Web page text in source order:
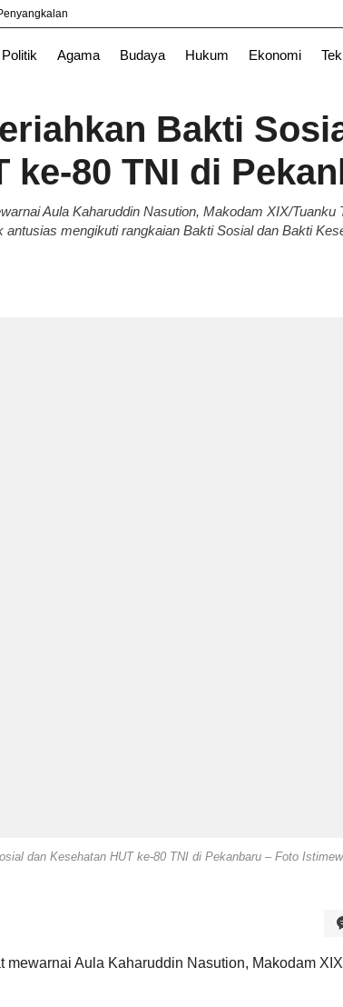
Politik Agama Budaya Hukum Ekonomi
Nasional News Surabaya TNI
Bakti
ke-80 TNI di
Aula Kaharuddin Nasution, Makodam XIX/Tuanku
mengikuti rangkaian Bakti Sosial dan Bakti
dan Kesehatan HUT ke-80 TNI di Pekanbaru – Foto
mewarnai Aula Kaharuddin Nasution, Makodam